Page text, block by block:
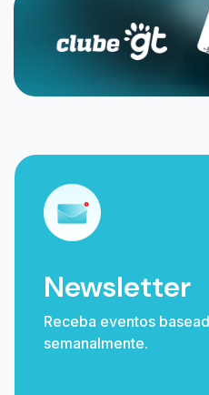
Newsletter
Receba eventos
semanalmente.